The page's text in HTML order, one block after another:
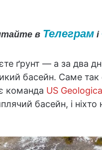
в Телеграмі
ґрунт — а за два
басейн. Саме так
команда US
басейн, і ніхто